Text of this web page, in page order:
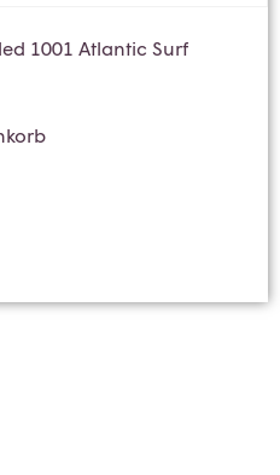
1001 Atlantic Surf